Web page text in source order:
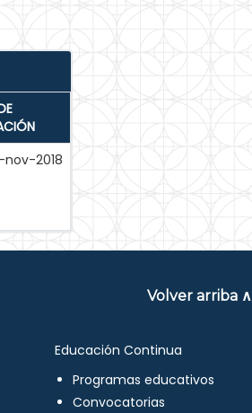
nov-2018
Volver arriba ∧
Educación Continua
Programas educativos
Convocatorias